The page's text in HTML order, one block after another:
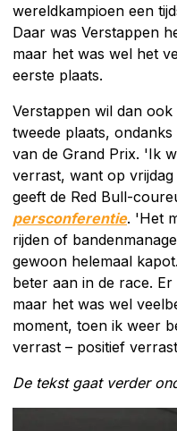
wereldkampioen een
Daar was Verstappen
maar het was wel het
eerste plaats.
Verstappen wil dan
tweede plaats,
van de Grand Prix. 'Ik
verrast, want op
geeft de Red Bull-
persconferentie. 'Het
rijden of
gewoon helemaal
beter aan in de race.
maar het was wel
moment, toen ik weer
verrast – positief
De tekst gaat verder